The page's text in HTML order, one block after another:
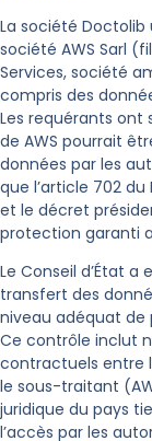
La société Doctolib
société AWS Sarl
Services, société
compris des
Les requérants ont
de AWS pourrait
données par les
que l’article 702
et le décret
protection garanti
Le Conseil d’État
transfert des
niveau adéquat de
Ce contrôle inclut
contractuels entre
le sous-traitant
juridique du pays
l’accès par les